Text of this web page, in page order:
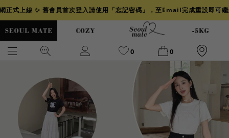
正式上線 ✨ 舊會員首次登入請使用「忘記密碼」，至Email完成重設即可
0 0
背心 舒芙蕾
小香風 牛仔